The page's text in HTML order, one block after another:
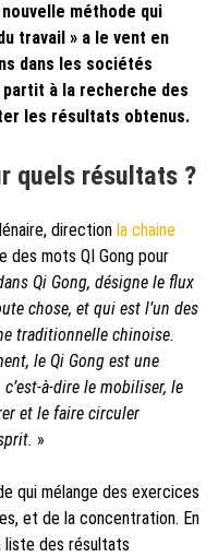
méthode qui
travail » a le vent en
dans les sociétés
à la recherche des
les résultats obtenus.
quels résultats ?
direction la chaine
des mots QI Gong pour
Qi Gong, désigne le flux
chose, et qui est l’un des
traditionnelle chinoise.
le Qi Gong est une
à-dire le mobiliser, le
et le faire circuler
»
qui mélange des exercices
et de la concentration. En
liste des résultats